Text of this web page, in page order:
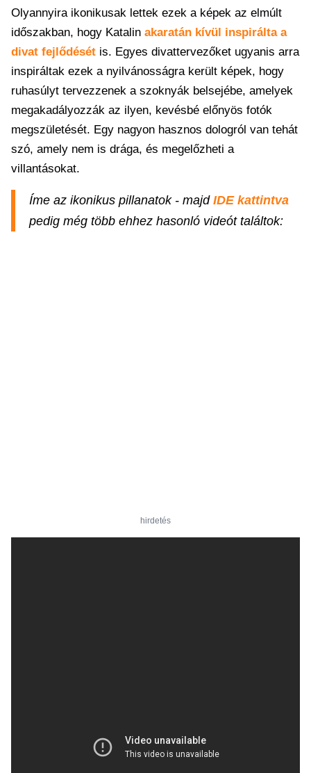
Olyannyira ikonikusak lettek ezek a képek az elmúlt
időszakban, hogy Katalin akaratán kívül inspirálta a
divat fejlődését is. Egyes divattervezőket ugyanis arra
inspiráltak ezek a nyilvánosságra került képek, hogy
ruhasúlyt tervezzenek a szoknyák belsejébe, amelyek
megakadályozzák az ilyen, kevésbé előnyös fotók
megszületését. Egy nagyon hasznos dologról van tehát
szó, amely nem is drága, és megelőzheti a
villantásokat.
Íme az ikonikus pillanatok - majd IDE kattintva
pedig még több ehhez hasonló videót találtok:
hirdetés